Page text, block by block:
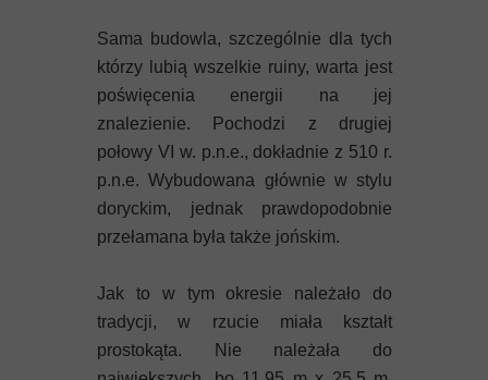
Sama budowla, szczególnie dla tych
którzy lubią wszelkie ruiny, warta jest
poświęcenia energii na jej
znalezienie. Pochodzi z drugiej
połowy VI w. p.n.e., dokładnie z 510 r.
p.n.e. Wybudowana głównie w stylu
doryckim, jednak prawdopodobnie
przełamana była także jońskim.
Jak to w tym okresie należało do
tradycji, w rzucie miała kształt
prostokąta. Nie należała do